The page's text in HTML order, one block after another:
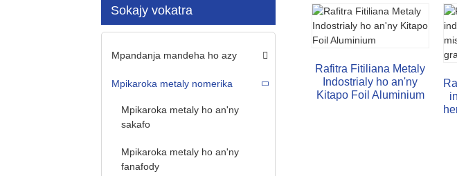
Sokajy vokatra
Mpandanja mandeha ho azy
Mpikaroka metaly nomerika
Mpikaroka metaly ho an'ny
sakafo
Mpikaroka metaly ho an'ny
fanafody
Rafitra Fitiliana Metaly
Indostrialy ho an'ny
Kitapo Foil Aluminium